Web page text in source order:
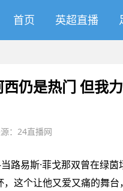
首页 英超直播
仍是热门 但我
：24直播网
斯·菲戈那双曾在绿茵
这个让他又爱又痛的舞